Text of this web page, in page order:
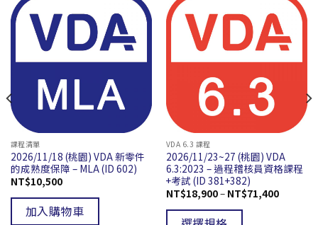
課程清單
2026/11/18 (桃園) VDA 新零件
的成熟度保障 – MLA (ID 602)
NT$10,500
加入購物車
VDA 6.3 課程
2026/11/23~27 (桃園) VDA
6.3:2023 – 過程稽核員資格課程
+考試 (ID 381+382)
NT$18,900– NT$71,400